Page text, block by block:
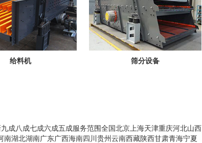
给料机 筛分设备
成八成七成六成五成服务范围全国北京上海天津重庆河北山西
湖北湖南广东广西海南四川贵州云南西藏陕西甘肃青海宁夏